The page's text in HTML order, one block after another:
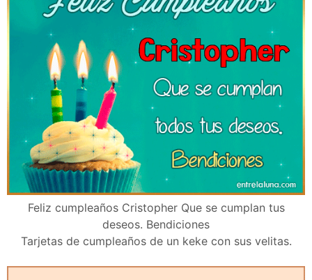
Feliz cumpleaños Cristopher Que se cumplan tus
deseos. Bendiciones
Tarjetas de cumpleaños de un keke con sus velitas.